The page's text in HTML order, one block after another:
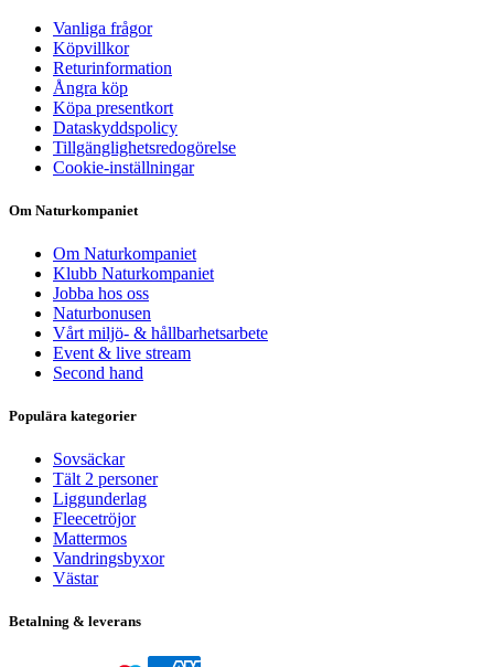
Vanliga frågor
Köpvillkor
Returinformation
Ångra köp
Köpa presentkort
Dataskyddspolicy
Tillgänglighetsredogörelse
Cookie-inställningar
Om Naturkompaniet
Om Naturkompaniet
Klubb Naturkompaniet
Jobba hos oss
Naturbonusen
Vårt miljö- & hållbarhetsarbete
Event & live stream
Second hand
Populära kategorier
Sovsäckar
Tält 2 personer
Liggunderlag
Fleecetröjor
Mattermos
Vandringsbyxor
Västar
Betalning & leverans